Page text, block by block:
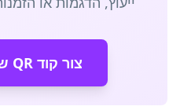
צור קוד QR של Calendly